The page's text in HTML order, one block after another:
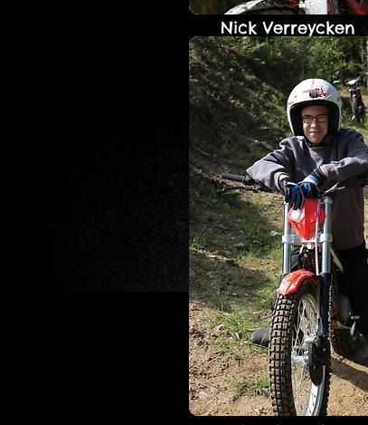
Nick Verreycken